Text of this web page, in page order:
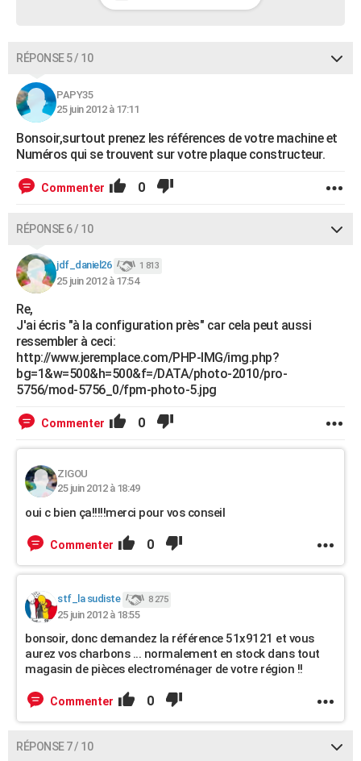
RÉPONSE 5 / 10
PAPY35
25 juin 2012 à 17:11
Bonsoir,surtout prenez les références de votre machine et
Numéros qui se trouvent sur votre plaque constructeur.
Commenter 0
RÉPONSE 6 / 10
jdf_daniel26 1 813
25 juin 2012 à 17:54
Re,
J'ai écris "à la configuration près" car cela peut aussi
ressembler à ceci:
http://www.jeremplace.com/PHP-IMG/img.php?
bg=1&w=500&h=500&f=/DATA/photo-2010/pro-
5756/mod-5756_0/fpm-photo-5.jpg
Commenter 0
ZIGOU
25 juin 2012 à 18:49
oui c bien ça!!!!!merci pour vos conseil
Commenter 0
stf_la sudiste 8 275
25 juin 2012 à 18:55
bonsoir, donc demandez la référence 51x9121 et vous
aurez vos charbons ... normalement en stock dans tout
magasin de pièces electroménager de votre région !!
Commenter 0
RÉPONSE 7 / 10